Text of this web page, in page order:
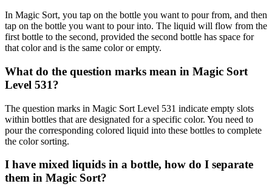
In Magic Sort, you tap on the bottle you want to pour from, and then
tap on the bottle you want to pour into. The liquid will flow from the
first bottle to the second, provided the second bottle has space for
that color and is the same color or empty.
What do the question marks mean in Magic Sort
Level 531?
The question marks in Magic Sort Level 531 indicate empty slots
within bottles that are designated for a specific color. You need to
pour the corresponding colored liquid into these bottles to complete
the color sorting.
I have mixed liquids in a bottle, how do I separate
them in Magic Sort?